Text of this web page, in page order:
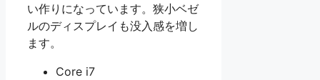
い作りになっています。狭小ベゼ
ルのディスプレイも没入感を増し
ます。
Core i7